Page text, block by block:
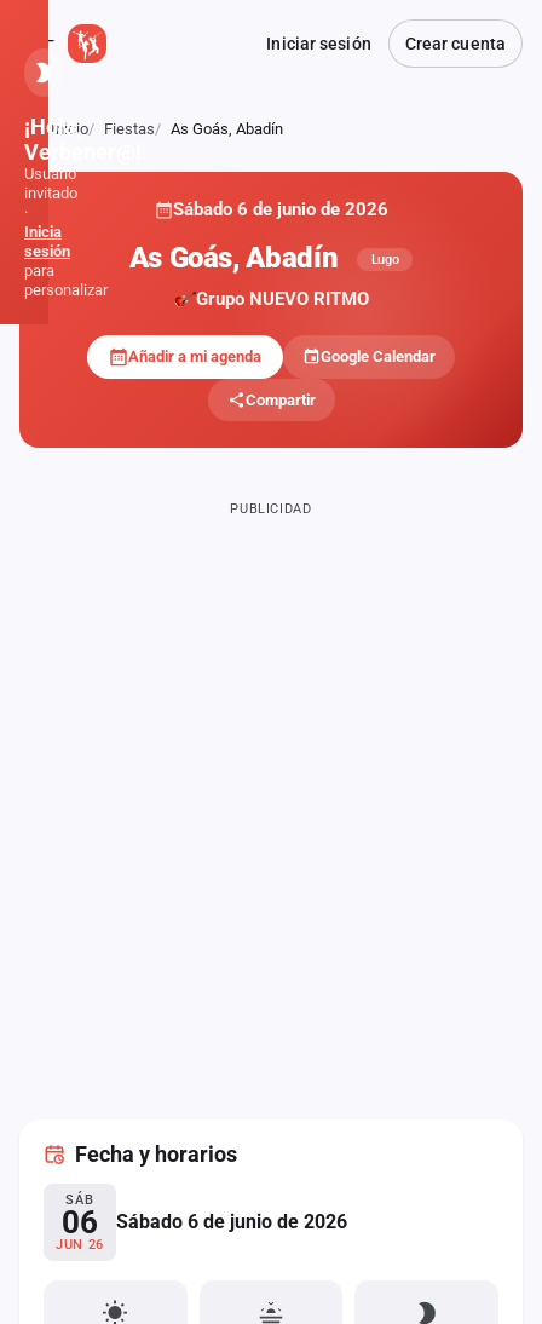
Iniciar sesión Crear cuenta
Atrás
Inicio Fiestas As Goás, Abadín
Sábado 6 de junio de 2026
As Goás, Abadín Lugo
Grupo NUEVO RITMO
Añadir a mi agenda Google Calendar
Compartir
PUBLICIDAD
Fecha y horarios
SÁB
06
JUN 26
Sábado 6 de junio de 2026
¡Hola,
Verbener@!
Usuario
invitado
·
Inicia
sesión
para
personalizar
Administración
Contacto